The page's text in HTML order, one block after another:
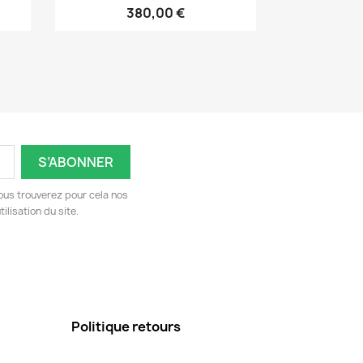
380,00 €
trouverez pour cela nos
du site.
Politique retours